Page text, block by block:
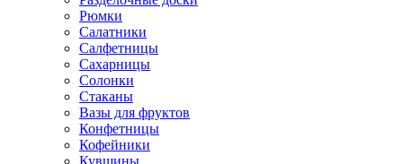
Рюмки
Салатники
Салфетницы
Сахарницы
Солонки
Стаканы
Вазы для фруктов
Конфетницы
Кофейники
Кувшины